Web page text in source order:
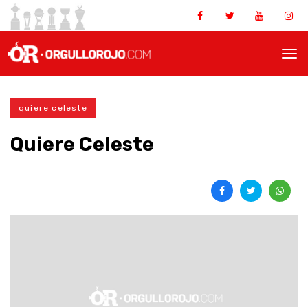
quiere celeste
Quiere Celeste